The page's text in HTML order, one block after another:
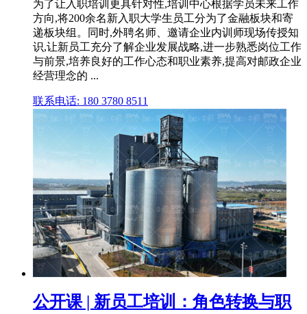
为了让入职培训更具针对性,培训中心根据学员未来工作
方向,将200余名新入职大学生员工分为了金融板块和寄
递板块组。同时,外聘名师、邀请企业内训师现场传授知
识,让新员工充分了解企业发展战略,进一步熟悉岗位工作
与前景,培养良好的工作心态和职业素养,提高对邮政企业
经营理念的 ...
联系电话: 180 3780 8511
公开课 | 新员工培训：角色转换与职